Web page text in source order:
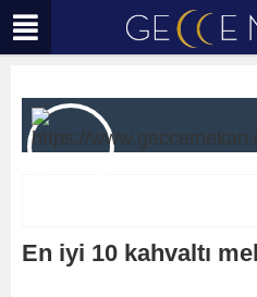
En iyi 10 kahvaltı